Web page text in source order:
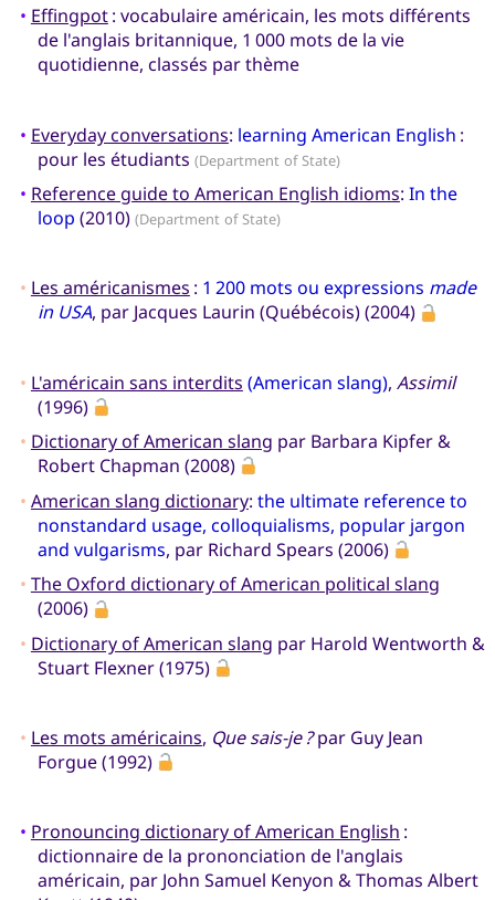
• Effingpot: vocabulaire américain, les mots différents
de l'anglais britannique, 1 000 mots de la vie
quotidienne, classés par thème
• Everyday conversations: learning American English :
pour les étudiants (Department of State)
• Reference guide to American English idioms: In the
loop (2010) (Department of State)
• Les américanismes : 1 200 mots ou expressions made
in USA, par Jacques Laurin (Québécois) (2004)
• L'américain sans interdits (American slang), Assimil
(1996)
• Dictionary of American slang par Barbara Kipfer &
Robert Chapman (2008)
• American slang dictionary: the ultimate reference to
nonstandard usage, colloquialisms, popular jargon
and vulgarisms, par Richard Spears (2006)
• The Oxford dictionary of American political slang
(2006)
• Dictionary of American slang par Harold Wentworth &
Stuart Flexner (1975)
• Les mots américains, Que sais-je ?par Guy Jean
Forgue (1992)
• Pronouncing dictionary of American English :
dictionnaire de la prononciation de l'anglais
américain, par John Samuel Kenyon & Thomas Albert